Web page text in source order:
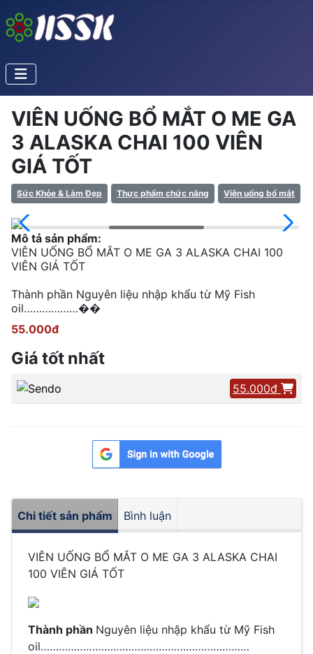
VIÊN UỐNG BỔ MẮT O ME GA
3 ALASKA CHAI 100 VIÊN
GIÁ TỐT
Sức Khỏe & Làm Đẹp Thực phẩm chức năng Viên uống bổ mắt
Mô tả sản phẩm:
VIÊN UỐNG BỔ MẮT O ME GA 3 ALASKA CHAI 100
VIÊN GIÁ TỐT
Thành phần Nguyên liệu nhập khẩu từ Mỹ Fish
oil………………��
55.000đ
Giá tốt nhất
55.000đ
Chi tiết sản phẩm Bình luận
VIÊN UỐNG BỔ MẮT O ME GA 3 ALASKA CHAI
100 VIÊN GIÁ TỐT
Thành phần Nguyên liệu nhập khẩu từ Mỹ Fish
oil……………………………………………………………